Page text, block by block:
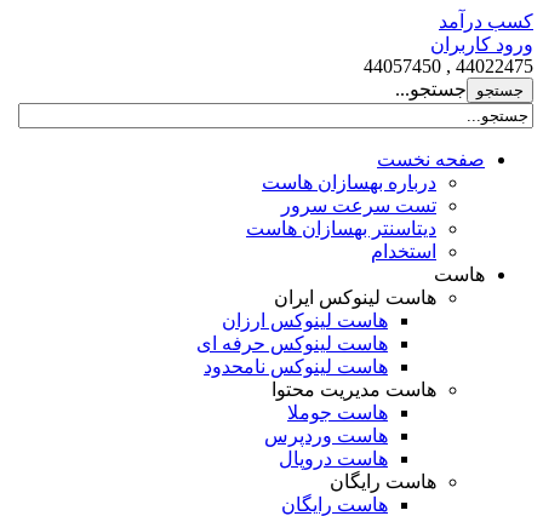
کسب درآمد
ورود کاربران
44022475 , 44057450
جستجو...
صفحه نخست
درباره بهسازان هاست
تست سرعت سرور
دیتاسنتر بهسازان هاست
استخدام
هاست
هاست لینوکس ایران
هاست لینوکس ارزان
هاست لینوکس حرفه ای
هاست لینوکس نامحدود
هاست مدیریت محتوا
هاست جوملا
هاست وردپرس
هاست دروپال
هاست رایگان
هاست رایگان